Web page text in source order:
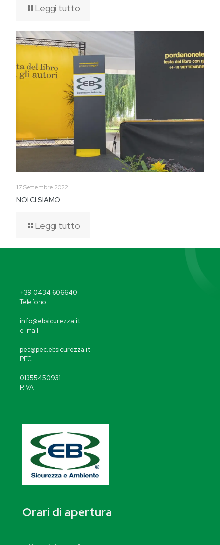
Leggi tutto
17 Settembre 2022
NOI CI SIAMO
Leggi tutto
+39 0434 606640
Telefono
info@ebsicurezza.it
e-mail
pec@pec.ebsicurezza.it
PEC
01355450931
P.IVA
Orari di apertura